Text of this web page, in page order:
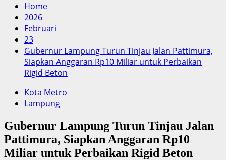
Home
2026
Februari
23
Gubernur Lampung Turun Tinjau Jalan Pattimura,
Siapkan Anggaran Rp10 Miliar untuk Perbaikan
Rigid Beton
Kota Metro
Lampung
Gubernur Lampung Turun Tinjau Jalan
Pattimura, Siapkan Anggaran Rp10
Miliar untuk Perbaikan Rigid Beton